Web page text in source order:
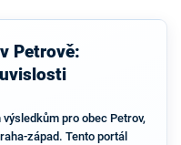
Petrově:
pro obec Petrov,
západ. Tento portál